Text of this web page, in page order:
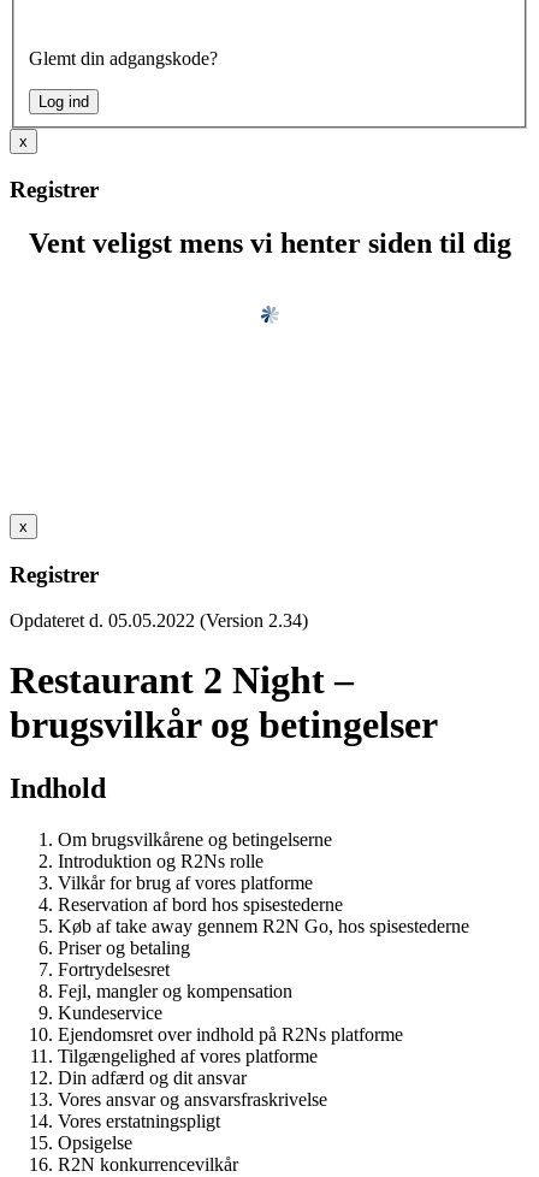
Glemt din adgangskode?
x
Registrer
Vent veligst mens vi henter siden til dig
x
Registrer
Opdateret d. 05.05.2022 (Version 2.34)
Restaurant 2 Night –
brugsvilkår og betingelser
Indhold
Om brugsvilkårene og betingelserne
Introduktion og R2Ns rolle
Vilkår for brug af vores platforme
Reservation af bord hos spisestederne
Køb af take away gennem R2N Go, hos spisestederne
Priser og betaling
Fortrydelsesret
Fejl, mangler og kompensation
Kundeservice
Ejendomsret over indhold på R2Ns platforme
Tilgængelighed af vores platforme
Din adfærd og dit ansvar
Vores ansvar og ansvarsfraskrivelse
Vores erstatningspligt
Opsigelse
R2N konkurrencevilkår